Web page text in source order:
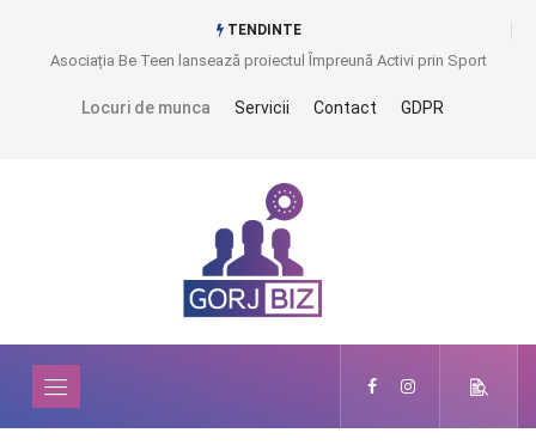
TENDINTE
Asociația Be Teen lansează proiectul Împreună Activi prin Sport
Locuri de munca Servicii Contact GDPR